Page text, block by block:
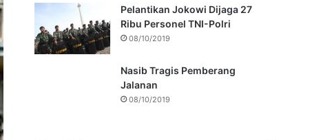
Pelantikan Jokowi Dijaga 27
Ribu Personel TNI-Polri
08/10/2019
Nasib Tragis Pemberang
Jalanan
08/10/2019